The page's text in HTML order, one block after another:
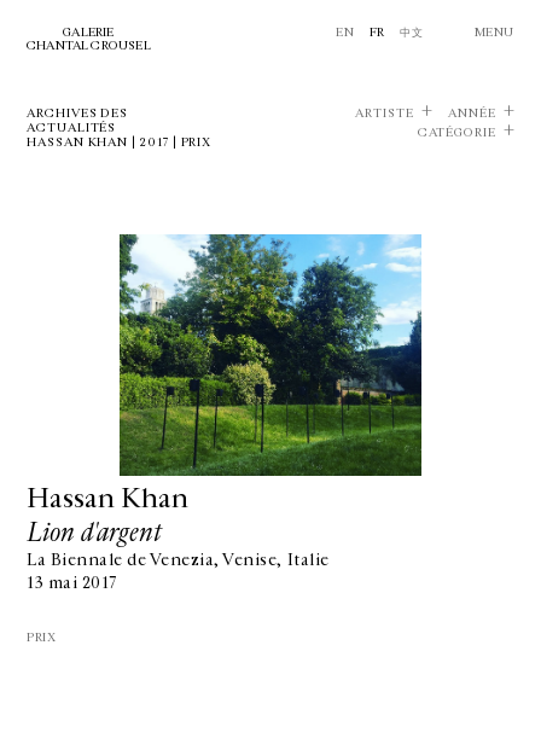
GALERIE
CHANTAL CROUSEL
EN FR 中文 MENU
ARCHIVES DES
ACTUALITÉS
HASSAN KHAN | 2017 | PRIX
ARTISTE
ANNÉE
CATÉGORIE
Hassan Khan
Lion d'argent
La Biennale de Venezia, Venise, Italie
13 mai 2017
PRIX
T.+33 1 42 77 38 87